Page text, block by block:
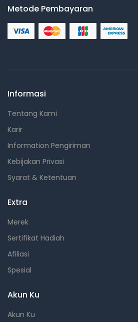
Metode Pembayaran
Informasi
Tentang Kami
Karir
Information Pengiriman
Kebijakan Privasi
Syarat & Ketentuan
Extra
Merek
Sertifikat Hadiah
Afiliasi
Spesial
Akun Ku
Akun Ku